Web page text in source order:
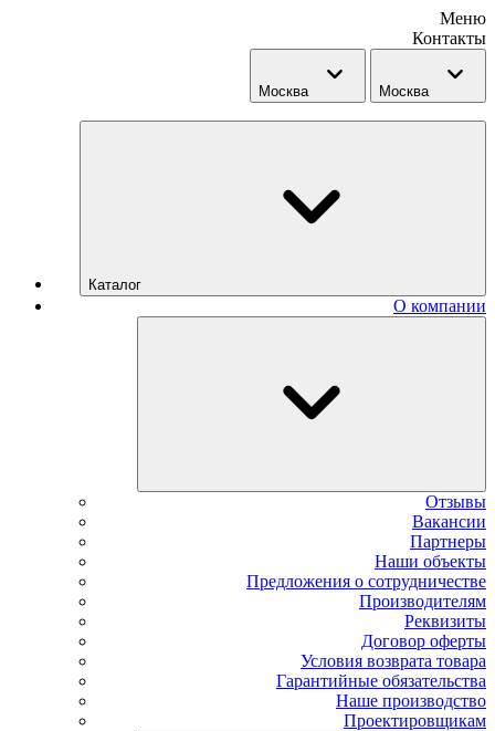
Меню
Контакты
Москва Москва
Каталог
О компании
Отзывы
Вакансии
Партнеры
Наши объекты
Предложения о сотрудничестве
Производителям
Реквизиты
Договор оферты
Условия возврата товара
Гарантийные обязательства
Наше производство
Проектировщикам